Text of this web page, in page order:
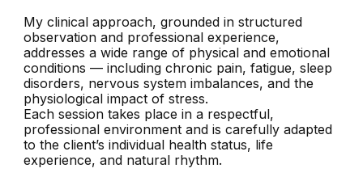
My clinical approach, grounded in structured
observation and professional experience,
addresses a wide range of physical and emotional
conditions — including chronic pain, fatigue, sleep
disorders, nervous system imbalances, and the
physiological impact of stress.
Each session takes place in a respectful,
professional environment and is carefully adapted
to the client’s individual health status, life
experience, and natural rhythm.